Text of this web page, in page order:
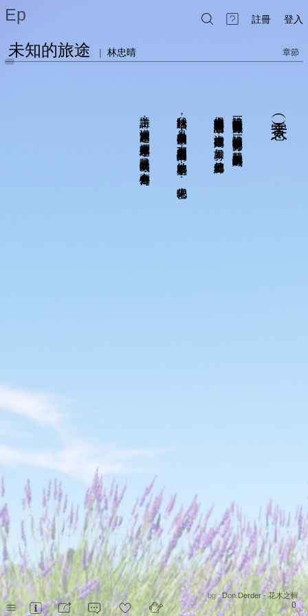
Ep 註冊 登入
未知的旅途 | 林忠晴 章節
？
誰說情侶在一起就不會分開
？
單純的互訴情衷不好嗎
？
，
沒人能打破原則
，
如果有
，
他就是絆腳石
。
，
是一名自由自在的獨生子
，
而那個朝思暮想的情人
，
她的名字就是⋯⋯先保密吧
主題詩：濛濛未知旅途起
，
櫻花東來結連理
，
談月光照映晨曦
，
齊心合力寫傳奇
。
bg :Don.Derder - 花木之輯
0